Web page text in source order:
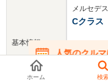
基本情報
メルセデ
Cクラス
人気のクル
在庫が無くな
ホーム 検